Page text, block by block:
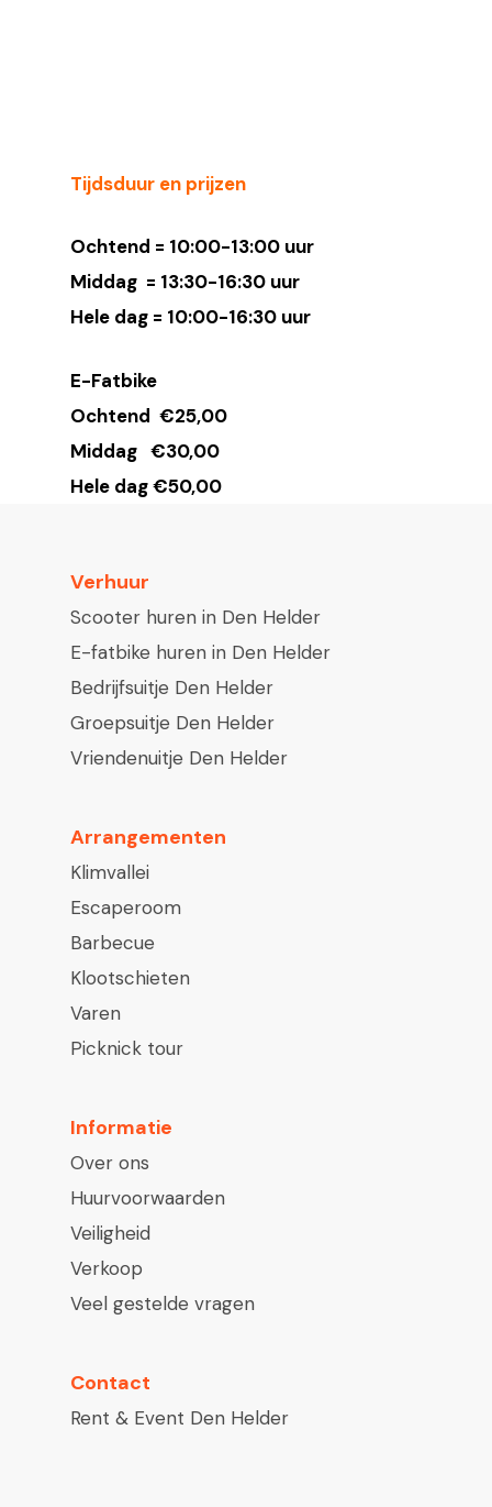
Tijdsduur en prijzen
Ochtend = 10:00-13:00 uur
Middag = 13:30-16:30 uur
Hele dag = 10:00-16:30 uur
E-Fatbike
Ochtend €25,00
Middag €30,00
Hele dag €50,00
Verhuur
Scooter huren in Den Helder
E-fatbike huren in Den Helder
Bedrijfsuitje Den Helder
Groepsuitje Den Helder
Vriendenuitje Den Helder
Arrangementen
Klimvallei
Escaperoom
Barbecue
Klootschieten
Varen
Picknick tour
Informatie
Over ons
Huurvoorwaarden
Veiligheid
Verkoop
Veel gestelde vragen
Contact
Rent & Event Den Helder